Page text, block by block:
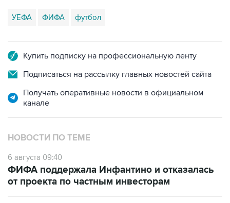
УЕФА ФИФА футбол
Купить подписку на профессиональную ленту
Подписаться на рассылку главных новостей сайта
Получать оперативные новости в официальном
канале
НОВОСТИ ПО ТЕМЕ
6 августа 09:40
ФИФА поддержала Инфантино и отказалась
от проекта по частным инвесторам